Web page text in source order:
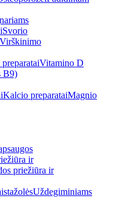
Svorio
Virškinimo
Vitamino D
B9)
Kalcio preparataiMagnio
ir
priežiūra ir
Uždegiminiams